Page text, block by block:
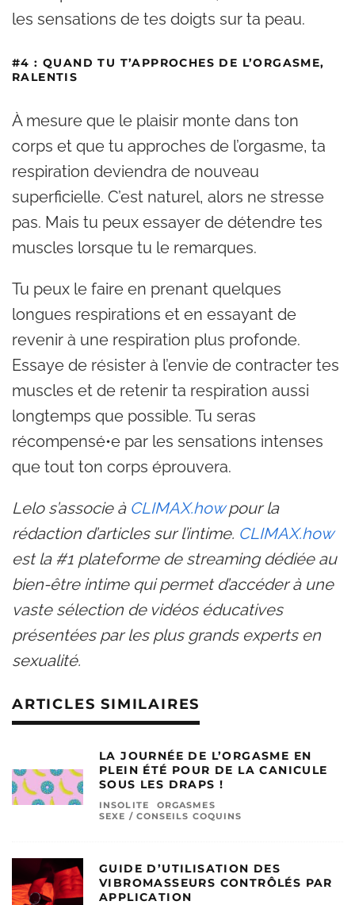
les sensations de tes doigts sur ta peau.
#4 : QUAND TU T’APPROCHES DE L’ORGASME,
RALENTIS
À mesure que le plaisir monte dans ton
corps et que tu approches de l’orgasme, ta
respiration deviendra de nouveau
superficielle. C’est naturel, alors ne stresse
pas. Mais tu peux essayer de détendre tes
muscles lorsque tu le remarques.
Tu peux le faire en prenant quelques
longues respirations et en essayant de
revenir à une respiration plus profonde.
Essaye de résister à l’envie de contracter tes
muscles et de retenir ta respiration aussi
longtemps que possible. Tu seras
récompensé•e par les sensations intenses
que tout ton corps éprouvera.
Lelo s’associe à CLIMAX.howpour la
rédaction d’articles sur l’intime. CLIMAX.how
est la #1 plateforme de streaming dédiée au
bien-être intime qui permet d’accéder à une
vaste sélection de vidéos éducatives
présentées par les plus grands experts en
sexualité.
ARTICLES SIMILAIRES
LA JOURNÉE DE L’ORGASME EN
PLEIN ÉTÉ POUR DE LA CANICULE
SOUS LES DRAPS !
INSOLITE
ORGASMES
SEXE / CONSEILS COQUINS
GUIDE D’UTILISATION DES
VIBROMASSEURS CONTRÔLÉS PAR
APPLICATION